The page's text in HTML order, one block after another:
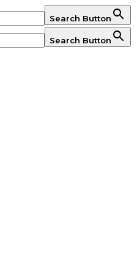
Search Button
Search Button